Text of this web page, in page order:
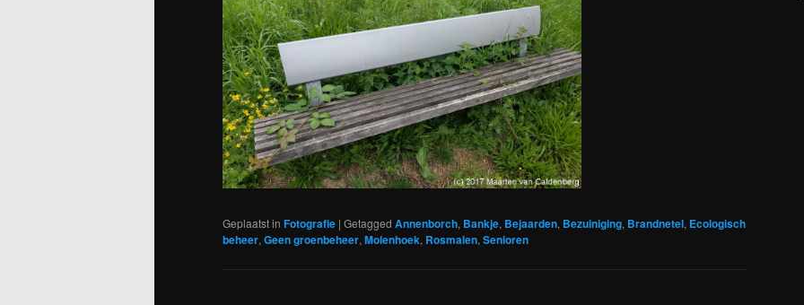
Geplaatst in Fotografie | Getagged Annenborch, Bankje, Bejaarden, Bezuiniging, Brandnetel, Ecologisch
beheer, Geen groenbeheer, Molenhoek, Rosmalen, Senioren